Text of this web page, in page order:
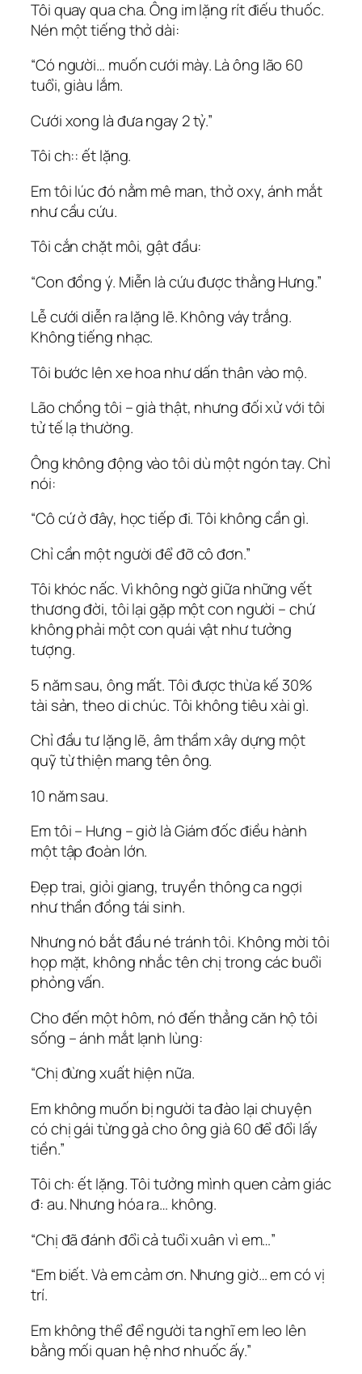
Tôi quay qua cha. Ông im lặng rít điếu thuốc.
Nén một tiếng thở dài:
“Có người… muốn cưới mày. Là ông lão 60
tuổi, giàu lắm.
Cưới xong là đưa ngay 2 tỷ.”
Tôi ch:: ết lặng.
Em tôi lúc đó nằm mê man, thở oxy, ánh mắt
như cầu cứu.
Tôi cắn chặt môi, gật đầu:
“Con đồng ý. Miễn là cứu được thằng Hưng.”
Lễ cưới diễn ra lặng lẽ. Không váy trắng.
Không tiếng nhạc.
Tôi bước lên xe hoa như dấn thân vào mộ.
Lão chồng tôi – già thật, nhưng đối xử với tôi
tử tế lạ thường.
Ông không động vào tôi dù một ngón tay. Chỉ
nói:
“Cô cứ ở đây, học tiếp đi. Tôi không cần gì.
Chỉ cần một người để đỡ cô đơn.”
Tôi khóc nấc. Vì không ngờ giữa những vết
thương đời, tôi lại gặp một con người – chứ
không phải một con quái vật như tưởng
tượng.
5 năm sau, ông mất. Tôi được thừa kế 30%
tài sản, theo di chúc. Tôi không tiêu xài gì.
Chỉ đầu tư lặng lẽ, âm thầm xây dựng một
quỹ từ thiện mang tên ông.
10 năm sau.
Em tôi – Hưng – giờ là Giám đốc điều hành
một tập đoàn lớn.
Đẹp trai, giỏi giang, truyền thông ca ngợi
như thần đồng tái sinh.
Nhưng nó bắt đầu né tránh tôi. Không mời tôi
họp mặt, không nhắc tên chị trong các buổi
phỏng vấn.
Cho đến một hôm, nó đến thẳng căn hộ tôi
sống – ánh mắt lạnh lùng:
“Chị đừng xuất hiện nữa.
Em không muốn bị người ta đào lại chuyện
có chị gái từng gả cho ông già 60 để đổi lấy
tiền.”
Tôi ch: ết lặng. Tôi tưởng mình quen cảm giác
đ: au. Nhưng hóa ra… không.
“Chị đã đánh đổi cả tuổi xuân vì em…”
“Em biết. Và em cảm ơn. Nhưng giờ… em có vị
trí.
Em không thể để người ta nghĩ em leo lên
bằng mối quan hệ nhơ nhuốc ấy.”